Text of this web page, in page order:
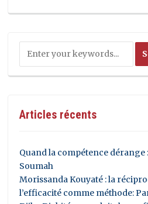
Articles récents
Quand la compétence dérange
Soumah
Morissanda Kouyaté : la
l’efficacité comme méthode: